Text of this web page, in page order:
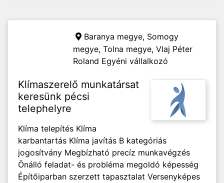
Baranya megye, Somogy
megye, Tolna megye, Vlaj Péter
Roland Egyéni vállalkozó
Klímaszerelő munkatársat
keresünk pécsi
telephelyre
Klíma telepítés Klíma
karbantartás Klíma javítás B kategóriás
jogosítvány Megbízható precíz munkavégzés
Önálló feladat- és probléma megoldó képesség
Építőiparban szerzett tapasztalat Versenyképes